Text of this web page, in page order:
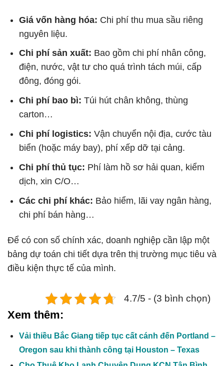
Giá vốn hàng hóa: Chi phí thu mua sầu riêng
nguyên liệu.
Chi phí sản xuất: Bao gồm chi phí nhân công,
điện, nước, vật tư cho quá trình tách múi, cấp
đông, đóng gói.
Chi phí bao bì: Túi hút chân không, thùng
carton…
Chi phí logistics: Vận chuyển nội địa, cước tàu
biển (hoặc máy bay), phí xếp dỡ tại cảng.
Chi phí thủ tục: Phí làm hồ sơ hải quan, kiểm
dịch, xin C/O…
Các chi phí khác: Bảo hiểm, lãi vay ngân hàng,
chi phí bán hàng…
Để có con số chính xác, doanh nghiệp cần lập một
bảng dự toán chi tiết dựa trên thị trường mục tiêu và
điều kiện thực tế của mình.
4.7/5 - (3 bình chọn)
Xem thêm:
Vải thiều Bắc Giang tiếp tục cất cánh đến Portland –
Oregon sau khi thành công tại Houston – Texas